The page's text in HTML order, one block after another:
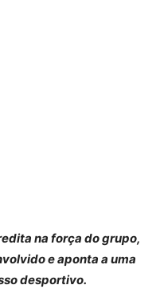
na força do grupo,
e aponta a uma
desportivo.